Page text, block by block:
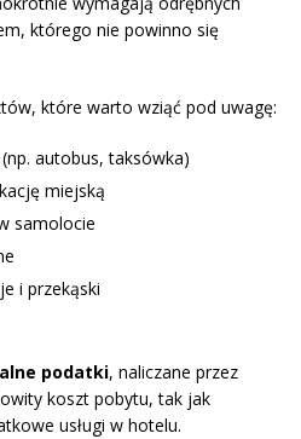
którego nie powinno się
które warto wziąć pod uwagę:
autobus, taksówka)
miejską
samolocie
i przekąski
podatki, naliczane przez
koszt pobytu, tak jak
usługi w hotelu.